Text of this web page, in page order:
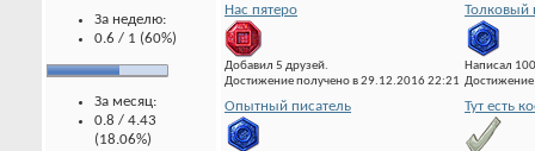
За неделю:
0.6 / 1 (60%)
За месяц:
0.8 / 4.43
(18.06%)
Нас пятеро
Добавил 5 друзей.
Достижение получено в 29.12.2016 22:21
Толковый
Написал
Опытный писатель Тут есть